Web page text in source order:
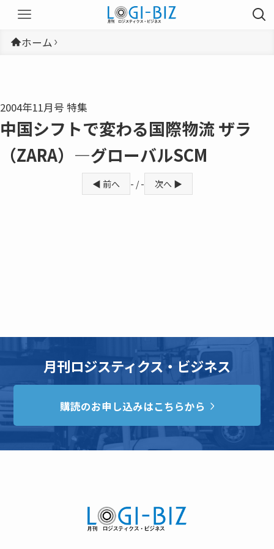
ホーム
2004年11月号 特集
中国シフトで変わる国際物流 ザラ
（ZARA）―グローバルSCM
◀ 前へ - / - 次へ ▶
月刊ロジスティクス・ビジネス
購読のお申し込みはこちらから